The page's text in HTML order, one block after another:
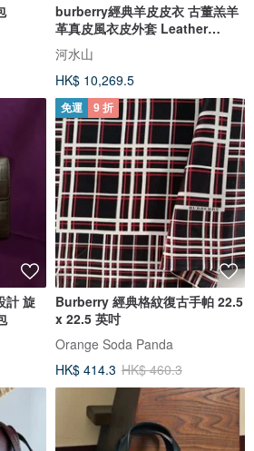
burberry經典羊皮皮衣 古董羔羊
革真皮風衣皮外套 Leather
jacket
河水山
HK$ 10,269.5
計 旋
免運 9 折
Burberry 經典格紋復古手帕 22.5
x 22.5 英吋
Orange Soda Panda
HK$ 414.3 HK$ 460.3